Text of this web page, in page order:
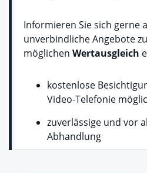
Informieren Sie sich gerne
unverbindliche Angebote
möglichen Wertausgleich
kostenlose
Video-Telefonie
zuverlässige und vor
Abhandlung